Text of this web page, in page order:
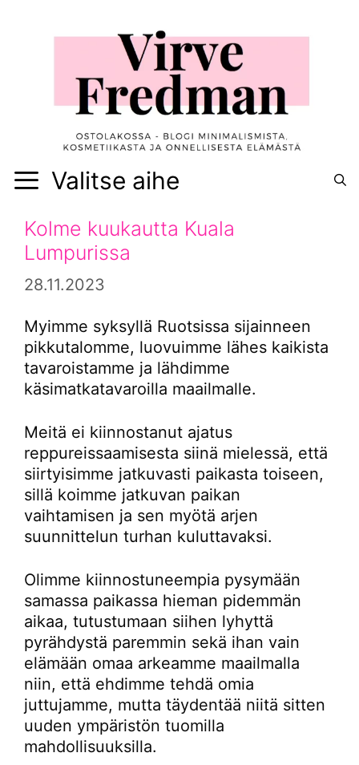
Valitse aihe
Kolme kuukautta Kuala
Lumpurissa
28.11.2023
Myimme syksyllä Ruotsissa sijainneen
pikkutalomme, luovuimme lähes kaikista
tavaroistamme ja lähdimme
käsimatkatavaroilla maailmalle.
Meitä ei kiinnostanut ajatus
reppureissaamisesta siinä mielessä, että
siirtyisimme jatkuvasti paikasta toiseen,
sillä koimme jatkuvan paikan
vaihtamisen ja sen myötä arjen
suunnittelun turhan kuluttavaksi.
Olimme kiinnostuneempia pysymään
samassa paikassa hieman pidemmän
aikaa, tutustumaan siihen lyhyttä
pyrähdystä paremmin sekä ihan vain
elämään omaa arkeamme maailmalla
niin, että ehdimme tehdä omia
juttujamme, mutta täydentää niitä sitten
uuden ympäristön tuomilla
mahdollisuuksilla.